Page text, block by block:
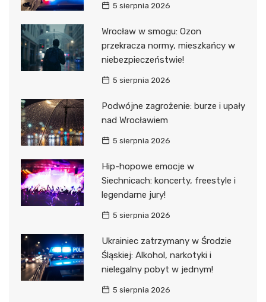
5 sierpnia 2026
Wrocław w smogu: Ozon
przekracza normy, mieszkańcy w
niebezpieczeństwie!
5 sierpnia 2026
Podwójne zagrożenie: burze i upały
nad Wrocławiem
5 sierpnia 2026
Hip-hopowe emocje w
Siechnicach: koncerty, freestyle i
legendarne jury!
5 sierpnia 2026
Ukrainiec zatrzymany w Środzie
Śląskiej: Alkohol, narkotyki i
nielegalny pobyt w jednym!
5 sierpnia 2026